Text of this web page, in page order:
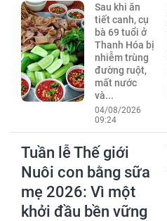
Sau khi ăn
tiết canh, cụ
bà 69 tuổi ở
Thanh Hóa bị
nhiễm trùng
đường ruột,
mất nước
và...
04/08/2026
09:24
Tuần lễ Thế giới
Nuôi con bằng sữa
mẹ 2026: Vì một
khởi đầu bền vững